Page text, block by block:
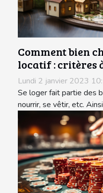
Comment bien
locatif : critères
Lundi 2 janvier 2023
Se loger fait partie des
nourrir, se vêtir, etc.